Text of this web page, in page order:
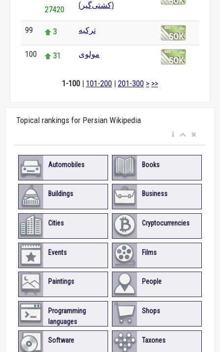
27420
(کشتی‌گیر)
99 3 ترکیه
100 31 مولوی
1-100 | 101-200 | 201-300 > >>
Topical rankings for Persian Wikipedia
Automobiles Books
Buildings Business
Cities Cryptocurrencies
Events Films
Paintings People
Programming
languages
Shops
Software Taxones